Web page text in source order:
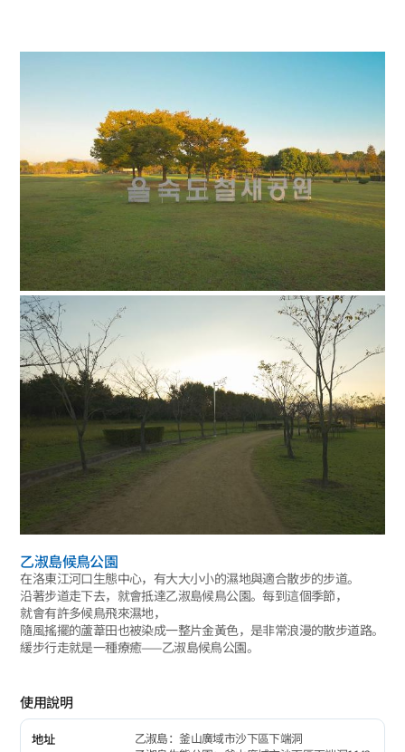
乙淑島候鳥公園
在洛東江河口生態中心，有大大小小的濕地與適合散步的步道。
沿著步道走下去，就會抵達乙淑島候鳥公園。每到這個季節，
就會有許多候鳥飛來濕地，
隨風搖擺的蘆葦田也被染成一整片金黃色，是非常浪漫的散步道路。
緩步行走就是一種療癒——乙淑島候鳥公園。
使用說明
地址
乙淑島：釜山廣域市沙下區下端洞